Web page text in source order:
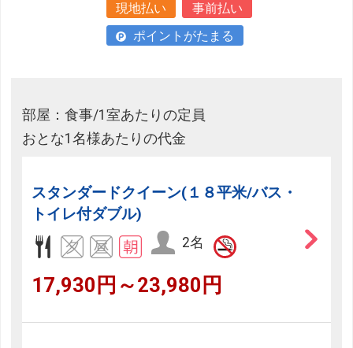
現地払い
事前払い
ポイントがたまる
部屋：食事/1室あたりの定員
おとな1名様あたりの代金
スタンダードクイーン(１８平米/バス・
トイレ付ダブル)
2名
17,930円～23,980円